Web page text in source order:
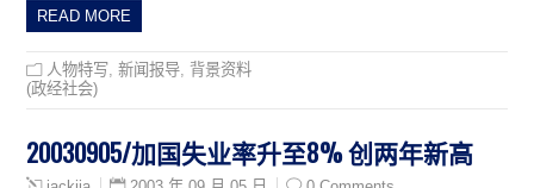
READ MORE
人物特写 ,新闻报导 背景资料
(政经社会)
20030905/加国失业率升至8% 创两年新高